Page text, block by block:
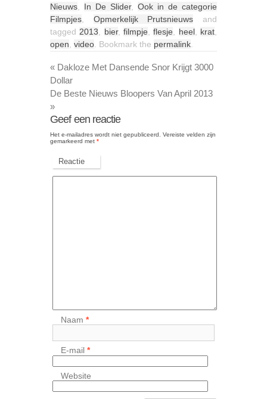
Nieuws
In De Slider, Ook in de categorie
Filmpjes
Opmerkelijk Prutsnieuws and
tagged 2013 bier,filmpje ,flesje heel, krat
open video . Bookmark the permalink
« Dakloze Met Dansende Snor Krijgt 3000
Dollar
De Beste Nieuws Bloopers Van April 2013
»
Geef een reactie
Het e-mailadres wordt niet gepubliceerd.
Vereiste velden zijn
gemarkeerd met *
Reactie
Naam*
E-mail*
Website